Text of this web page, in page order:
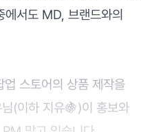
서도 MD, 브랜드와의
스토어의 상품 제작을
(이하 지유🍇)이 홍보와